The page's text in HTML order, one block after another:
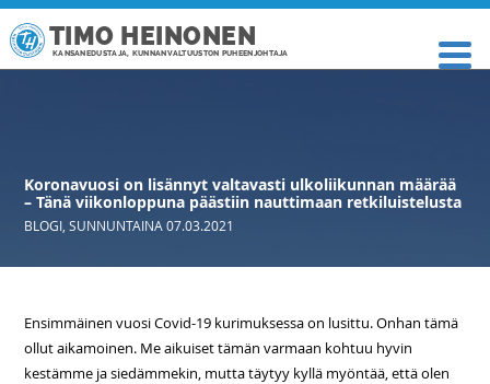
TIMO HEINONEN
KANSANEDUSTAJA, KUNNANVALTUUSTON PUHEENJOHTAJA
Koronavuosi on lisännyt valtavasti ulkoliikunnan määrää
– Tänä viikonloppuna päästiin nauttimaan retkiluistelusta
BLOGI ,SUNNUNTAINA 07.03.2021
Ensimmäinen vuosi Covid-19 kurimuksessa on lusittu. Onhan tämä
ollut aikamoinen. Me aikuiset tämän varmaan kohtuu hyvin
kestämme ja siedämmekin, mutta täytyy kyllä myöntää, että olen